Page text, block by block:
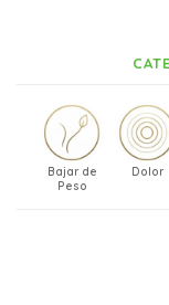
Bajar de
Peso
Dolor